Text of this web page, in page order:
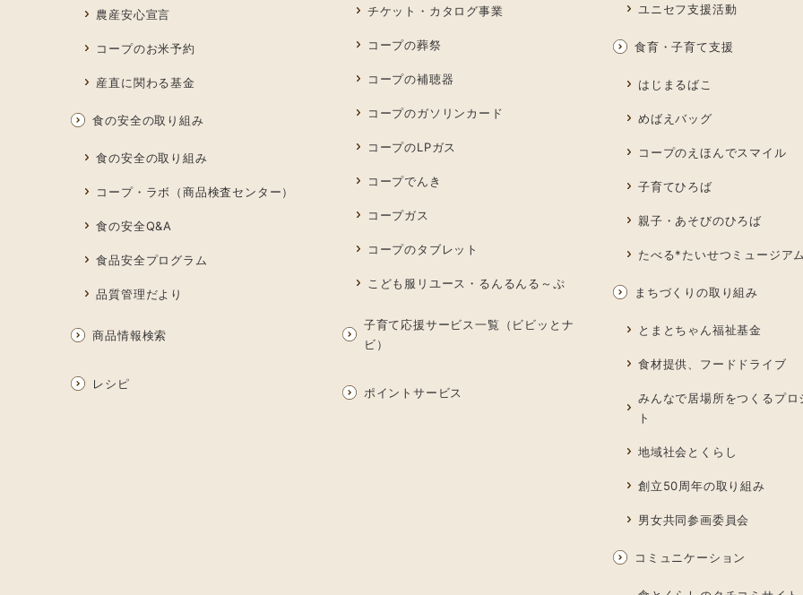
農産安心宣言
コープのお米予約
産直に関わる基金
食の安全の取り組み
食の安全の取り組み
コープ・ラボ（商品検査センター）
食の安全Q&A
食品安全プログラム
品質管理だより
商品情報検索
レシピ
チケット・カタログ事業
コープの葬祭
コープの補聴器
コープのガソリンカード
コープのLPガス
コープでんき
コープガス
コープのタブレット
こども服リユース・るんるんる～ぷ
子育て応援サービス一覧（ビビッとナ
ビ）
ポイントサービス
ユニセフ支援活動
食育・子育て支援
はじまるばこ
めばえバッグ
コープのえほんでスマイル
子育てひろば
親子・あそびのひろば
たべる*たいせつミュージア
まちづくりの取り組み
とまとちゃん福祉基金
食材提供、フードドライブ
みんなで居場所をつくるプロ
ト
地域社会とくらし
創立50周年の取り組み
男女共同参画委員会
コミュニケーション